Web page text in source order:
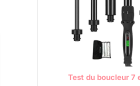
Test du boucleur 7